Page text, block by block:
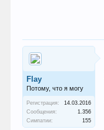
Flay
Потому, что я могу
Регистрация:
14.03.2016
Сообщения:
1.356
Симпатии:
155